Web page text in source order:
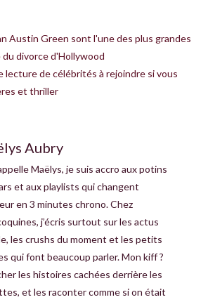
Austin Green sont l'une des plus grandes
divorce d'Hollywood
lecture de célébrités à rejoindre si vous
et thriller
Aubry
Maëlys, je suis accro aux potins
et aux playlists qui changent
en 3 minutes chrono. Chez
j’écris surtout sur les actus
les crushs du moment et les petits
qui font beaucoup parler. Mon kiff ?
les histoires cachées derrière les
et les raconter comme si on était